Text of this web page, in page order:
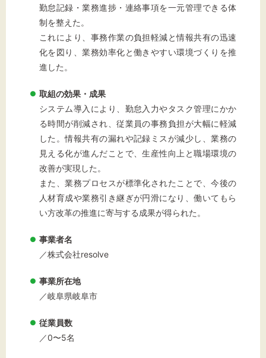
黒 白 黄
勤怠記録・業務進捗・連絡事項を一元管理できる体
制を整えた。
これにより、事務作業の負担軽減と情報共有の迅速
化を図り、業務効率化と働きやすい環境づくりを推
進した。
取組の効果・成果
システム導入により、勤怠入力やタスク管理にかか
る時間が削減され、従業員の事務負担が大幅に軽減
した。情報共有の漏れや記録ミスが減少し、業務の
見える化が進んだことで、生産性向上と職場環境の
改善が実現した。
また、業務プロセスが標準化されたことで、今後の
人材育成や業務引き継ぎが円滑になり、働いてもら
い方改革の推進に寄与する成果が得られた。
事業者名
／株式会社resolve
事業所在地
／岐阜県岐阜市
従業員数
／0〜5名